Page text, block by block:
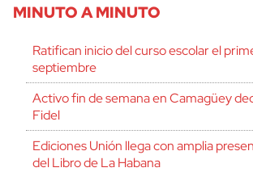
MINUTO A MINUTO
Ratifican inicio del curso escolar el
septiembre
Activo fin de semana en Camagüey
Fidel
Ediciones Unión llega con amplia
del Libro de La Habana